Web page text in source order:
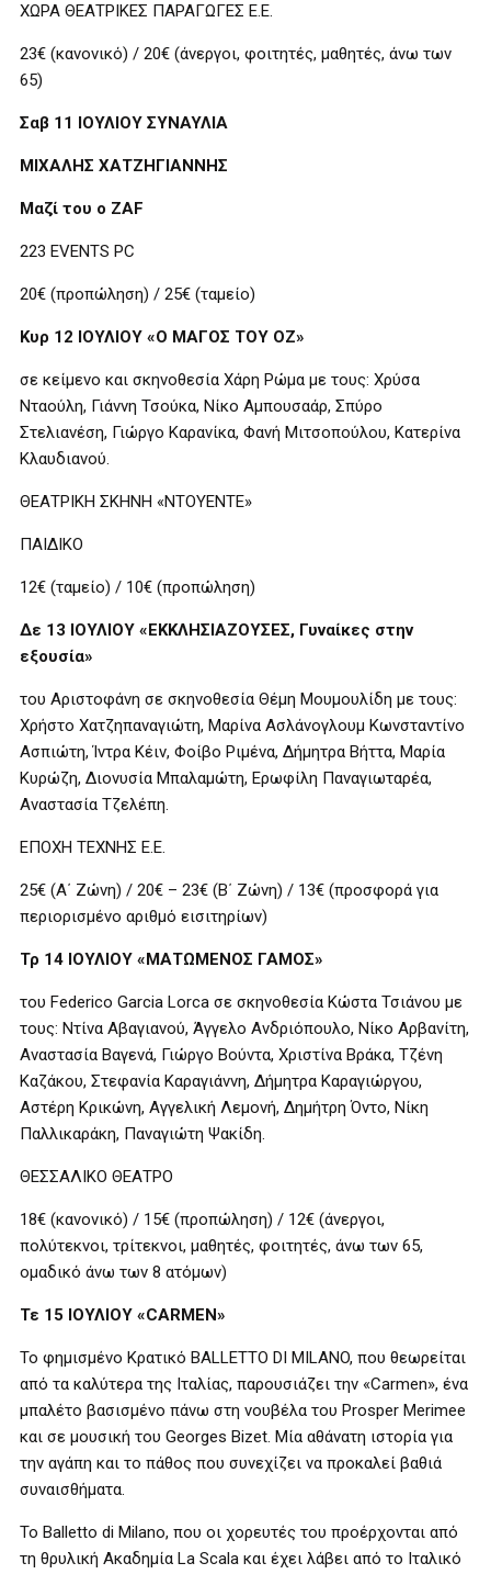
ΧΩΡΑ ΘΕΑΤΡΙΚΕΣ ΠΑΡΑΓΩΓΕΣ Ε.Ε.
23€ (κανονικό) / 20€ (άνεργοι, φοιτητές, μαθητές, άνω των
65)
Σαβ 11 ΙΟΥΛΙΟΥ ΣΥΝΑΥΛΙΑ
ΜΙΧΑΛΗΣ ΧΑΤΖΗΓΙΑΝΝΗΣ
Μαζί του ο ZAF
223 EVENTS PC
20€ (προπώληση) / 25€ (ταμείο)
Κυρ 12 ΙΟΥΛΙΟΥ «Ο ΜΑΓΟΣ ΤΟΥ ΟΖ»
σε κείμενο και σκηνοθεσία Χάρη Ρώμα με τους: Χρύσα
Νταούλη, Γιάννη Τσούκα, Νίκο Αμπουσαάρ, Σπύρο
Στελιανέση, Γιώργο Καρανίκα, Φανή Μιτσοπούλου, Κατερίνα
Κλαυδιανού.
ΘΕΑΤΡΙΚΗ ΣΚΗΝΗ «ΝΤΟΥΕΝΤΕ»
ΠΑΙΔΙΚΟ
12€ (ταμείο) / 10€ (προπώληση)
Δε 13 ΙΟΥΛΙΟΥ «ΕΚΚΛΗΣΙΑΖΟΥΣΕΣ, Γυναίκες στην
εξουσία»
του Αριστοφάνη σε σκηνοθεσία Θέμη Μουμουλίδη με τους:
Χρήστο Χατζηπαναγιώτη, Μαρίνα Ασλάνογλουμ Κωνσταντίνο
Ασπιώτη, Ίντρα Κέιν, Φοίβο Ριμένα, Δήμητρα Βήττα, Μαρία
Κυρώζη, Διονυσία Μπαλαμώτη, Ερωφίλη Παναγιωταρέα,
Αναστασία Τζελέπη.
ΕΠΟΧΗ ΤΕΧΝΗΣ Ε.Ε.
25€ (Α΄ Ζώνη) / 20€ – 23€ (Β΄ Ζώνη) / 13€ (προσφορά για
περιορισμένο αριθμό εισιτηρίων)
Τρ 14 ΙΟΥΛΙΟΥ «ΜΑΤΩΜΕΝΟΣ ΓΑΜΟΣ»
του Federico Garcia Lorca σε σκηνοθεσία Κώστα Τσιάνου με
τους: Ντίνα Αβαγιανού, Άγγελο Ανδριόπουλο, Νίκο Αρβανίτη,
Αναστασία Βαγενά, Γιώργο Βούντα, Χριστίνα Βράκα, Τζένη
Καζάκου, Στεφανία Καραγιάννη, Δήμητρα Καραγιώργου,
Αστέρη Κρικώνη, Αγγελική Λεμονή, Δημήτρη Όντο, Νίκη
Παλλικαράκη, Παναγιώτη Ψακίδη.
ΘΕΣΣΑΛΙΚΟ ΘΕΑΤΡΟ
18€ (κανονικό) / 15€ (προπώληση) / 12€ (άνεργοι,
πολύτεκνοι, τρίτεκνοι, μαθητές, φοιτητές, άνω των 65,
ομαδικό άνω των 8 ατόμων)
Τε 15 ΙΟΥΛΙΟΥ «CARMEN»
Το φημισμένο Κρατικό BALLETTO DI MILANO, που θεωρείται
από τα καλύτερα της Ιταλίας, παρουσιάζει την «Carmen», ένα
μπαλέτο βασισμένο πάνω στη νουβέλα του Prosper Merimee
και σε μουσική του Georges Bizet. Μία αθάνατη ιστορία για
την αγάπη και το πάθος που συνεχίζει να προκαλεί βαθιά
συναισθήματα.
Το Balletto di Milano, που οι χορευτές του προέρχονται από
τη θρυλική Ακαδημία La Scala και έχει λάβει από το Ιταλικό